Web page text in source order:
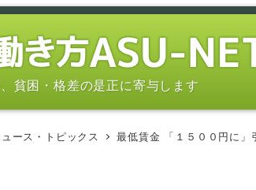
貧困・格差の是正に寄与します
ース・トピックス 最低賃金 「１５００円に